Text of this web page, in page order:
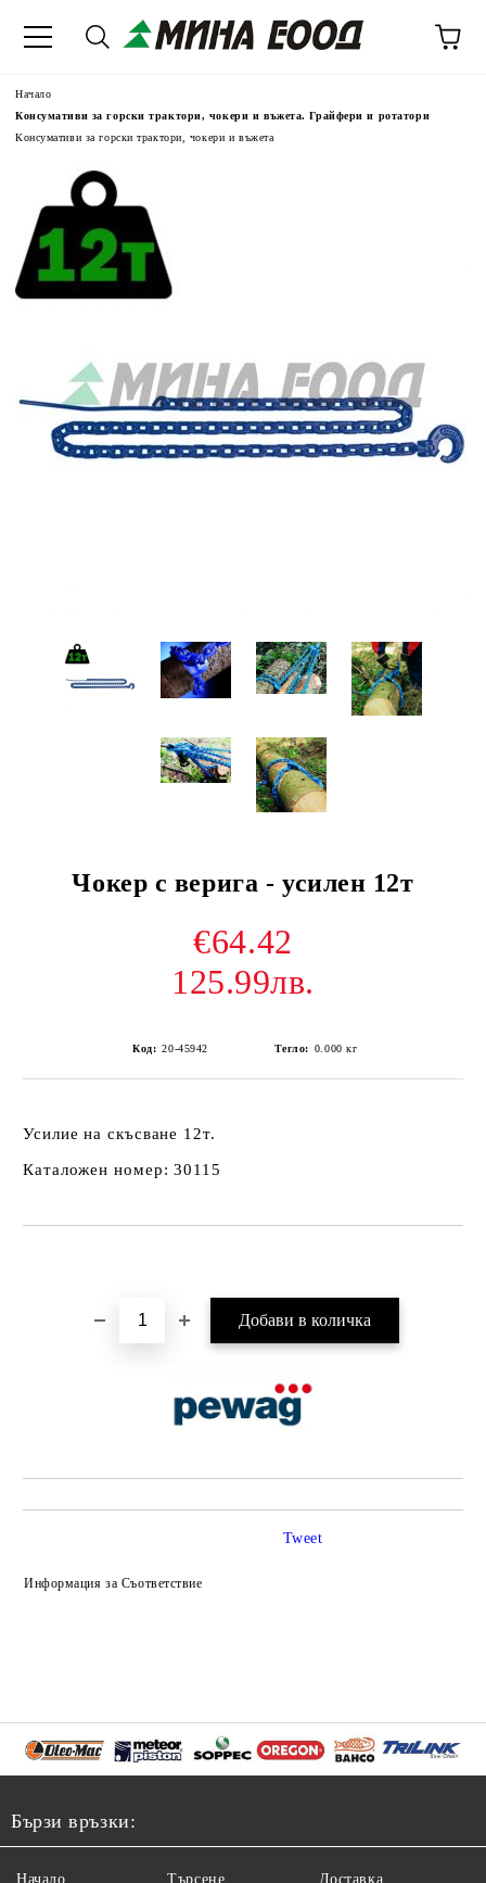
Начало
Консумативи за горски трактори, чокери и въжета. Грайфери и ротатори
Консумативи за горски трактори, чокери и въжета
Чокер с верига - усилен 12т
€64.42
125.99лв.
Код: 20-45942 Тегло: 0.000 кг
Усилие на скъсване 12т.
Каталожен номер: 30115
Информация за Съответствие
Tweet
Бързи връзки:
Начало Търсене Доставка